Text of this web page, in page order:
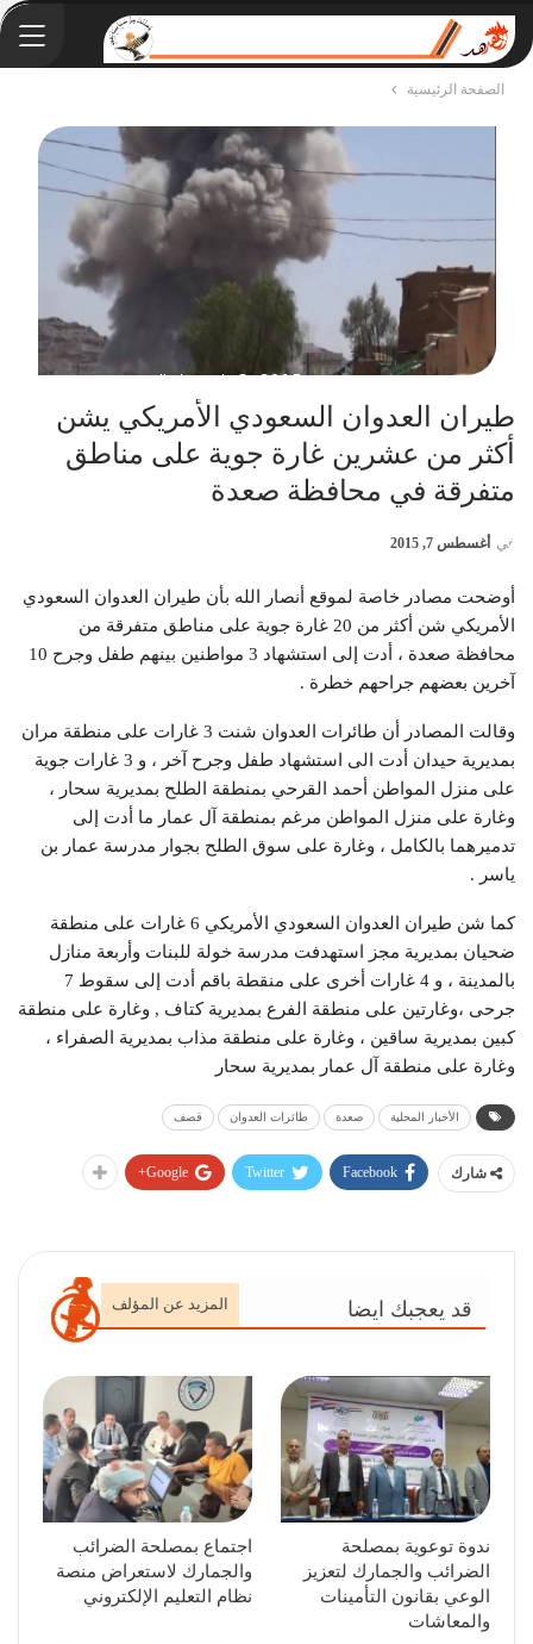
الصفحة الرئيسية
طيران العدوان السعودي الأمريكي يشن
أكثر من عشرين غارة جوية على مناطق
متفرقة في محافظة صعدة
في أغسطس 7, 2015
أوضحت مصادر خاصة لموقع أنصار الله بأن طيران العدوان السعودي
الأمريكي شن أكثر من 20 غارة جوية على مناطق متفرقة من
محافظة صعدة ، أدت إلى استشهاد 3 مواطنين بينهم طفل وجرح 10
آخرين بعضهم جراحهم خطرة .
وقالت المصادر أن طائرات العدوان شنت 3 غارات على منطقة مران
بمديرية حيدان أدت الى استشهاد طفل وجرح آخر ، و 3 غارات جوية
على منزل المواطن أحمد القرحي بمنطقة الطلح بمديرية سحار ،
وغارة على منزل المواطن مرغم بمنطقة آل عمار ما أدت إلى
تدميرهما بالكامل ، وغارة على سوق الطلح بجوار مدرسة عمار بن
ياسر .
كما شن طيران العدوان السعودي الأمريكي 6 غارات على منطقة
ضحيان بمديرية مجز استهدفت مدرسة خولة للبنات وأربعة منازل
بالمدينة ، و 4 غارات أخرى على منقطة باقم أدت إلى سقوط 7
جرحى ،وغارتين على منطقة الفرع بمديرية كتاف , وغارة على منطقة
كبين بمديرية ساقين ، وغارة على منطقة مذاب بمديرية الصفراء ،
وغارة على منطقة آل عمار بمديرية سحار
الأخبار المحلية صعدة طائرات العدوان قصف
شارك Facebook
Twitter
Google+
قد يعجبك ايضا المزيد عن المؤلف
ندوة توعوية بمصلحة
الضرائب والجمارك لتعزيز
الوعي بقانون التأمينات
والمعاشات
اجتماع بمصلحة الضرائب
والجمارك لاستعراض منصة
نظام التعليم الإلكتروني